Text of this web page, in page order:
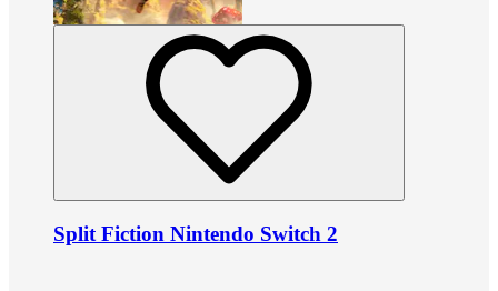
Split Fiction Nintendo Switch 2